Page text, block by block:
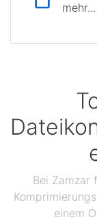
mehr...
Bei Zamzar
einem